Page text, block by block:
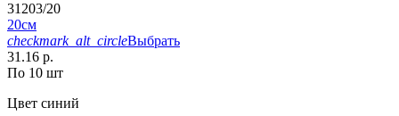
31203/20
20см
checkmark_alt_circleВыбрать
31.16 р.
По 10 шт
Цвет синий